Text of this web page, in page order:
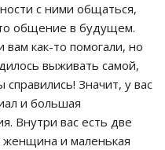
с ними общаться,
общение в будущем.
как-то помогали, но
выживать самой,
Значит, у вас
и большая
Внутри вас есть две
женщина и маленькая